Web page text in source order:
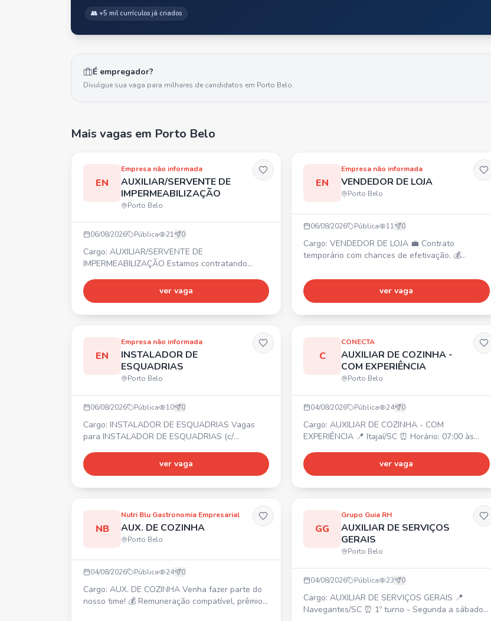
👥 +5 mil currículos já criados
É empregador?
Divulgue sua vaga para milhares de candidatos em Porto Belo.
Mais vagas em Porto Belo
EN
Empresa não informada
AUXILIAR/SERVENTE DE
IMPERMEABILIZAÇÃO
Porto Belo
06/08/2026 Pública 21 0
Cargo: AUXILIAR/SERVENTE DE
IMPERMEABILIZAÇÃO Estamos contratando
Horário comercial. 💰 Salário compatível com a
função. 🎁 Benefícios.
ver vaga
EN
Empresa não informada
VENDEDOR DE LOJA
Porto Belo
06/08/2026 Pública 11 0
Cargo: VENDEDOR DE LOJA 💼 Contrato
temporário com chances de efetivação. 💰
R$21,00/dia + VT. ⏰ Horários: 11:40 às 20h ou
13:50 às 22:10h (escala 6x1). 📍 Local: Porto
Belo (SC) - BR 101, KM 159 SN, Alto Perequê.
ver vaga
EN
Empresa não informada
INSTALADOR DE
ESQUADRIAS
Porto Belo
06/08/2026 Pública 10 0
Cargo: INSTALADOR DE ESQUADRIAS Vagas
para INSTALADOR DE ESQUADRIAS (c/
ALUMÍNIO (c/ experiência), AUXILIAR DE
INSTALADOR e SOLDADOR. 📍 PORTO BELO ⏰
de desconto em farmácias e consultas médicas),
Prêmio por Assiduidade, Seguro de vida.
Requisito: Nã
ver vaga
C
CONECTA
AUXILIAR DE COZINHA -
COM EXPERIÊNCIA
Porto Belo
04/08/2026 Pública 24 0
Cargo: AUXILIAR DE COZINHA - COM
EXPERIÊNCIA 📍 Itajaí/SC ⏰ Horário: 07:00 às
Requisitos: • Experiência anterior na função; •
Comprometimento com horários e tarefas; • Perfil
disposição para trabalho e
ver vaga
NB
Nutri Blu Gastronomia Empresarial
AUX. DE COZINHA
Porto Belo
04/08/2026 Pública 24 0
Cargo: AUX. DE COZINHA Venha fazer parte do
nosso time! 💰 Remuneração compatível, prêmio
GG
Grupo Guia RH
AUXILIAR DE SERVIÇOS
GERAIS
Porto Belo
04/08/2026 Pública 23 0
Cargo: AUXILIAR DE SERVIÇOS GERAIS 📍
Navegantes/SC ⏰ 1º turno - Segunda a sábado,